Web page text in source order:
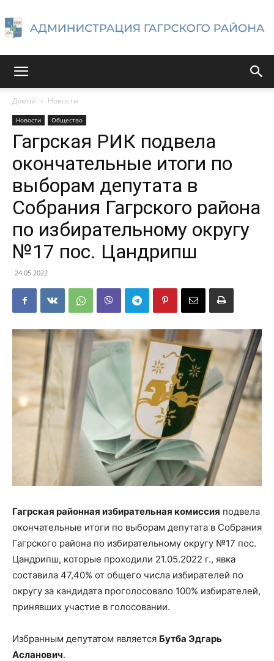
района
Домой Новости
Новости Общество
Гагрская РИК подвела
окончательные итоги по
выборам депутата в
Собрания Гагрского района
по избирательному округу
№17 пос. Цандрипш
24.05.2022
Гагрская районная избирательная комиссия подвела
окончательные итоги по выборам депутата в Собрания
Гагрского района по избирательному округу №17 пос.
Цандрипш, которые проходили 21.05.2022 г., явка
составила 47,40% от общего числа избирателей по
округу за кандидата проголосовало 100% избирателей,
принявших участие в голосовании.
Избранным депутатом является Бутба Эдгарь
Асланович.